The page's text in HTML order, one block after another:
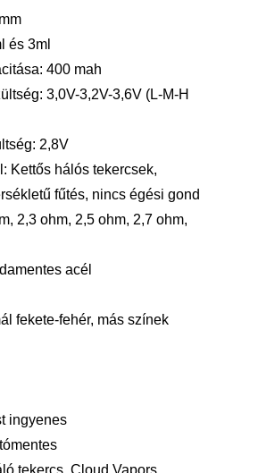
és 3ml
400 mah
3,0V-3,2V-3,6V (L-M-H
2,8V
Kettős hálós tekercsek,
fűtés, nincs égési gond
2,3 ohm, 2,5 ohm, 2,7 ohm,
acél
fekete-fehér, más színek
ingyenes